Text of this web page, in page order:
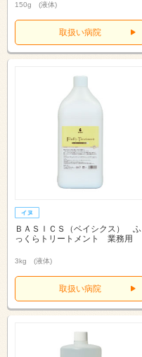
150g (液体)
取扱い病院
ＢＡＳＩＣＳ（ベイシクス） ふ
っくらトリートメント 業務用
3kg (液体)
取扱い病院